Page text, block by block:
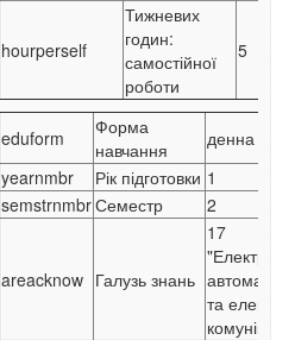
hourperself
Тижневих
годин:
самостійної
роботи
5
eduform
Форма
навчання
денна
yearnmbr
Рік підготовки 1
semstrnmbrСеместр 2
areacknow Галузь знань
17
та